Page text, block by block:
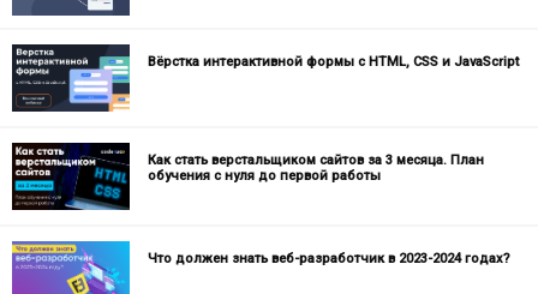
Вёрстка интерактивной формы с HTML, CSS и JavaScript
Как стать верстальщиком сайтов за 3 месяца. План
обучения с нуля до первой работы
Что должен знать веб-разработчик в 2023-2024 годах?